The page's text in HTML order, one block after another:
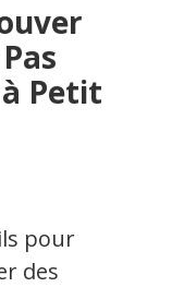
Petit
pour
des